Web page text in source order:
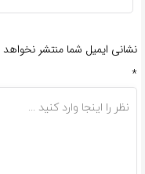
نشانی ایمیل شما منتشر
*